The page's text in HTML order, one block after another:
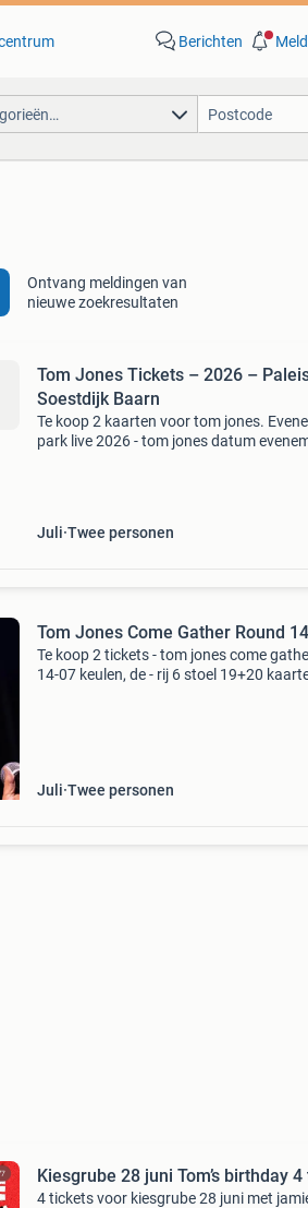
Berichten
Ontvang meldingen van
nieuwe zoekresultaten
Tom Jones Tickets – 2026 –
Soestdijk Baarn
Te koop 2 kaarten voor tom jones.
park live 2026 - tom jones datum
Juli Twee personen
Tom Jones Come Gather Round
Te koop 2 tickets - tom jones come
14-07 keulen, de - rij 6 stoel 19+20
Juli Twee personen
Kiesgrube 28 juni Tom’s birthday
4 tickets voor kiesgrube 28 juni met